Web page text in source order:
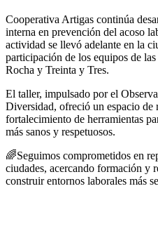
Cooperativa Artigas continúa
interna en prevención del acoso
actividad se llevó adelante en la
participación de los equipos de
Rocha y Treinta y Tres.
El taller, impulsado por el
Diversidad, ofreció un espacio
fortalecimiento de herramientas
más sanos y respetuosos.
🌈Seguimos comprometidos en
ciudades, acercando formación y
construir entornos laborales más